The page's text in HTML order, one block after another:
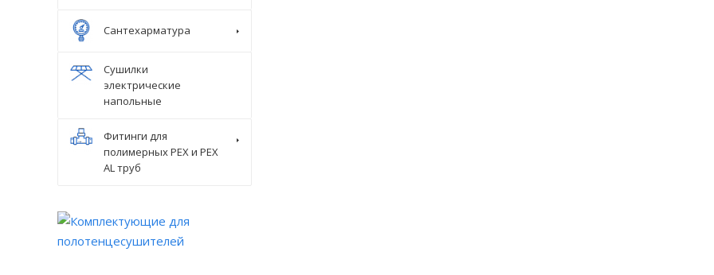
Сантехарматура
Сушилки
электрические
напольные
Фитинги для
полимерных PEX и PEX
AL труб